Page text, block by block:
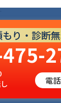
り・診断
電